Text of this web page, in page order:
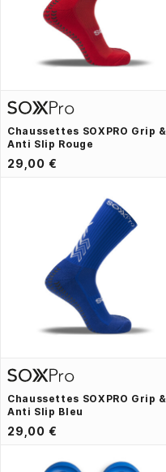
Chaussettes SOXPRO Grip &
Anti Slip Rouge
29,00 €
Chaussettes SOXPRO Grip &
Anti Slip Bleu
29,00 €